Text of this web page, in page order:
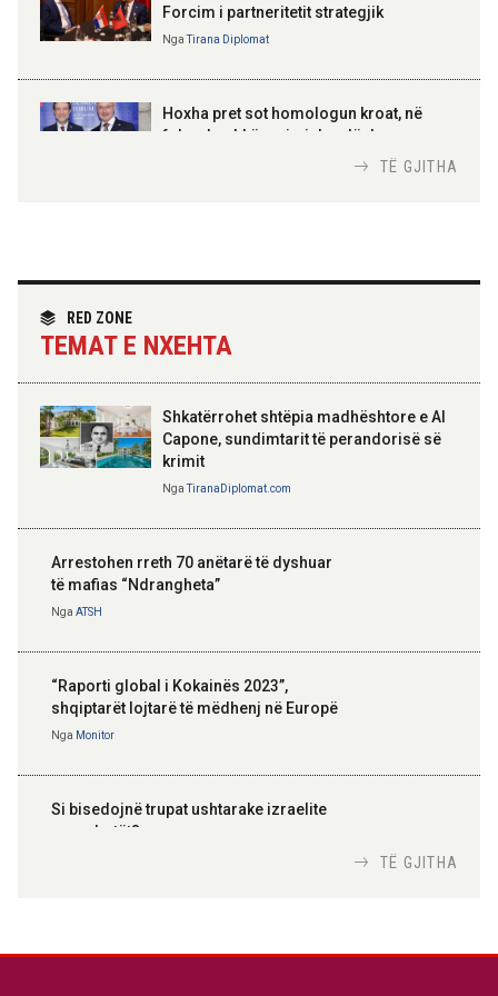
100-vjetori i themelimit të
Urdhrit të Skënderbeut
Forcim i partneritetit strategjik
NgaTirana Diplomat
Hoxha pret sot homologun kroat, në
fokus bashkëpunimi dypalësh
partneritetit strategjik
TË GJITHA
RED ZONE
TEMAT E NXEHTA
Shkatërrohet shtëpia madhështore e Al
Capone, sundimtarit të perandorisë së
krimit
NgaTiranaDiplomat.com
Arrestohen rreth 70 anëtarë të dyshuar
të mafias “Ndrangheta”
Nga ATSH
“Raporti global i Kokainës 2023”,
shqiptarët lojtarë të mëdhenj në Europë
Nga Monitor
Si bisedojnë trupat ushtarake izraelite
me robotët?
inteligjente izraelite
TË GJITHA